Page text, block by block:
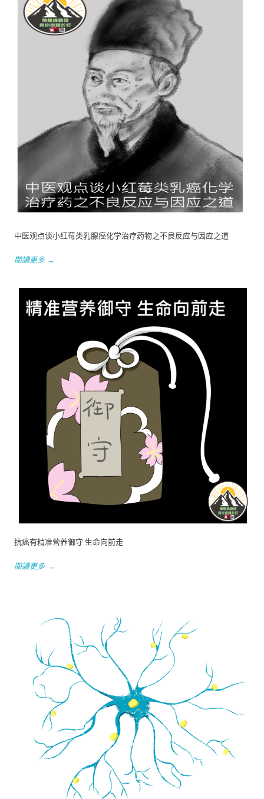
中医观点谈小红莓类乳腺癌化学治疗药物之不良反应与因应之道
閱讀更多 →
抗癌有精准营养御守 生命向前走
閱讀更多 →